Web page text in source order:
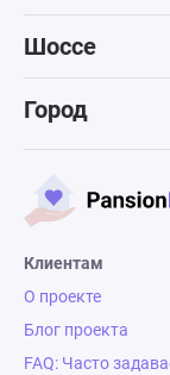
Шоссе
Город
Клиентам
О проекте
Блог проекта
FAQ: Часто